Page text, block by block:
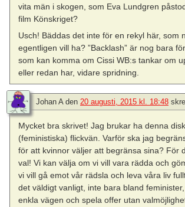
vita män i skogen, som Eva Lundgren
film Könskriget?
Usch! Bäddas det inte för en rekyl här, som
egentligen vill ha? ”Backlash” är nog bara
som kan komma om Cissi WB:s tankar om
eller redan har, vidare spridning.
Johan Aden 20 augusti, 2015 kl. 18:48
Mycket bra skrivet! Jag brukar ha denna
(feministiska) flickvän. Varför ska jag
för att kvinnor väljer att begränsa sina? För
val! Vi kan välja om vi vill vara rädda och
vi vill gå emot vår rädsla och leva våra liv
det väldigt vanligt, inte bara bland
enkla vägen och spela offer utan